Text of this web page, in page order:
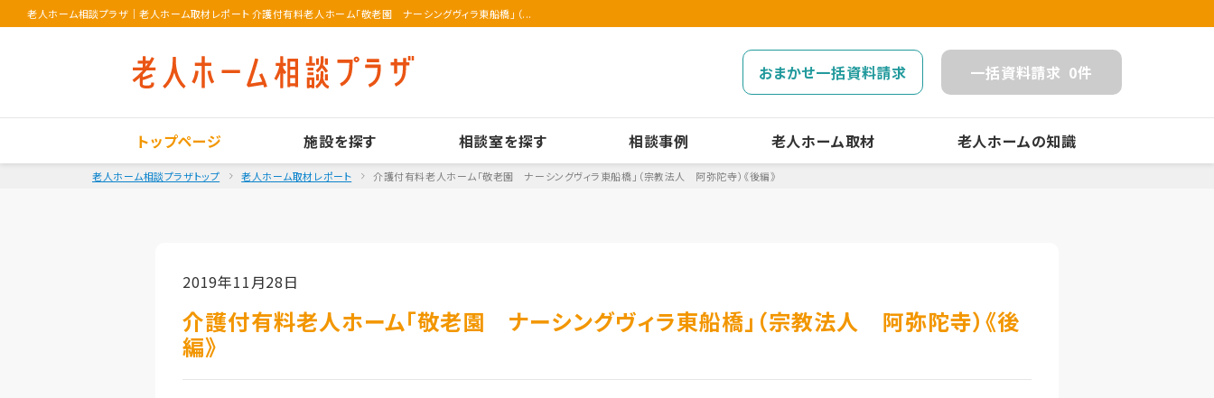
老人ホーム相談プラザ ｜老人ホーム取材レポート 介護付有料老人ホーム「敬老園 ナーシングヴィラ東船橋」（...
おまかせ一括資料請求 一括資料請求 0件
トップページ 施設を探す 相談室を探す 相談事例 老人ホーム取材 老人ホームの知識
老人ホーム相談プラザトップ 老人ホーム取材レポート 介護付有料老人ホーム「敬老園 ナーシングヴィラ東船橋」（宗教法人 阿弥陀寺）《後編》
2019年11月28日
介護付有料老人ホーム「敬老園 ナーシングヴィラ東船橋」（宗教法人 阿弥陀寺）《後
編》